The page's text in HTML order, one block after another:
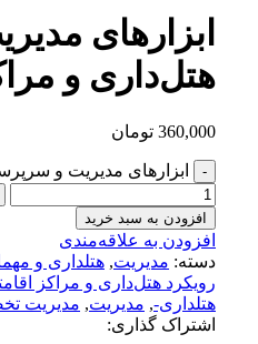
ابزارهای
هتل‌داری و
360,000 تومان
ابزارهای مدیریت و
افزودن به سبد خرید
افزودن به علاقه‌مندی
دسته: مدیریت, هتلداری و
رویکرد هتل‌داری و مراکز
هتلداری-, مدیریت, مدیریت
اشتراک گذاری: